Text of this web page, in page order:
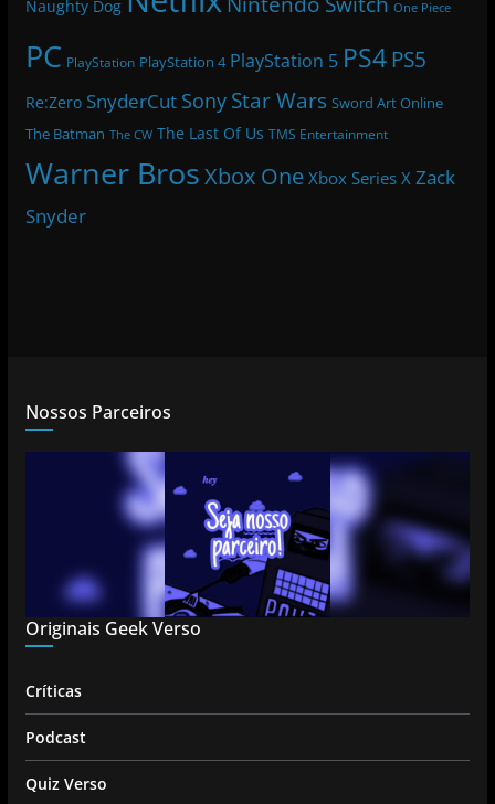
Naughty Dog One Piece
PC PlayStation PlayStation 4 PlayStation 5 PS4 PS5
Re:Zero SnyderCut Sony Star Wars Sword Art Online
The Batman The CW The Last Of Us TMS Entertainment
Warner BrosXbox One Xbox Series X Zack
Snyder
Nossos Parceiros
Originais Geek Verso
Críticas
Podcast
Quiz Verso